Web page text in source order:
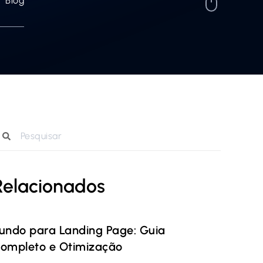
para Landing Page: Guia
e Otimização